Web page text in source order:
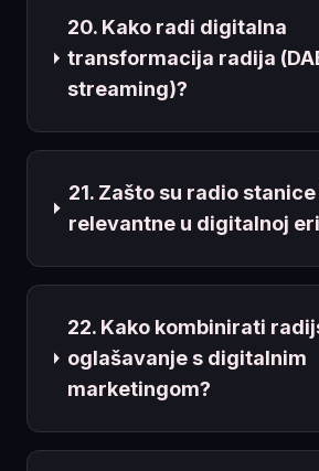
20. Kako radi digitalna
transformacija radija
streaming)?
21. Zašto su radio
relevantne u digitalnoj
22. Kako kombinirati
oglašavanje s digitalnim
marketingom?